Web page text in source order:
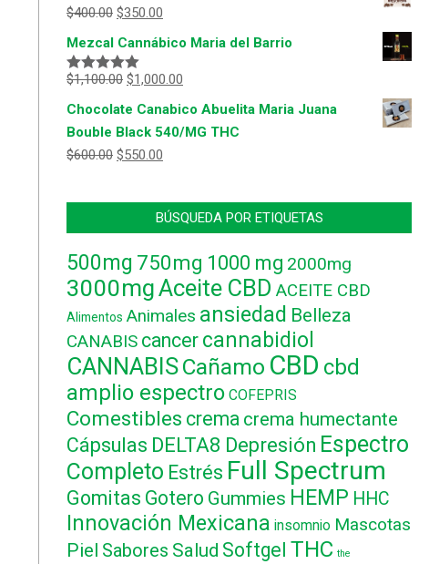
$400.00 $350.00
Mezcal Cannábico Maria del Barrio
Valorado
5
$1,100.00 $1,000.00
Chocolate Canabico Abuelita Maria Juana
Bouble Black 540/MG THC
$600.00 $550.00
BÚSQUEDA POR ETIQUETAS
500mg 750mg 1000 mg 2000mg
3000mgAceite CBD ACEITE CBD
Alimentos Animales ansiedad Belleza
CANABIS cancer cannabidiol
CANNABISCañamo CBD cbd
amplio espectro COFEPRIS
Comestibles crema crema humectante
Cápsulas DELTA8 Depresión Espectro
Completo Estrés Full Spectrum
Gomitas Gotero Gummies HEMP HHC
Innovación Mexicana insomnio Mascotas
Piel Sabores Salud Softgel THC the